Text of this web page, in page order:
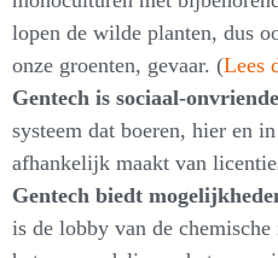
lopen de wilde planten, dus
onze groenten, gevaar. (Lees
Gentech is sociaal-
systeem dat boeren, hier en
afhankelijk maakt van
Gentech biedt
is de lobby van de